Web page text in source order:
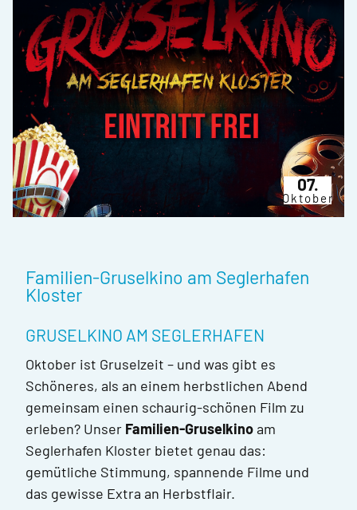
07.
Oktober
Familien-Gruselkino am Seglerhafen
Kloster
GRUSELKINO AM SEGLERHAFEN
Oktober ist Gruselzeit – und was gibt es
Schöneres, als an einem herbstlichen Abend
gemeinsam einen schaurig-schönen Film zu
erleben? Unser Familien-Gruselkinoam
Seglerhafen Kloster bietet genau das:
gemütliche Stimmung, spannende Filme und
das gewisse Extra an Herbstflair.